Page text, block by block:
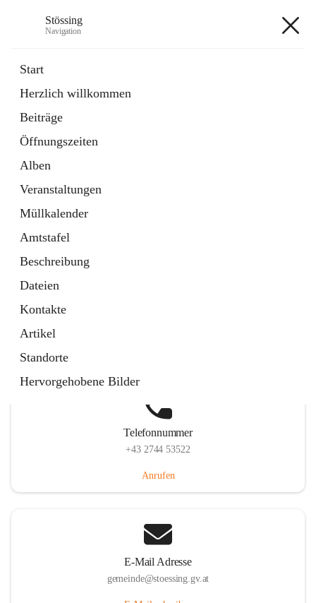
Stössing
Navigation
Start
Herzlich willkommen
Beiträge
Öffnungszeiten
Alben
Veranstaltungen
Müllkalender
Amtstafel
Beschreibung
Dateien
Kontakte
Artikel
Standorte
Hervorgehobene Bilder
Datei
in
Tab
Kindergarten
öffnet
in
neuem
Tab
Telefonnummer
+43 2744 53522
Anrufen
E-Mail Adresse
gemeinde@stoessing.gv.at